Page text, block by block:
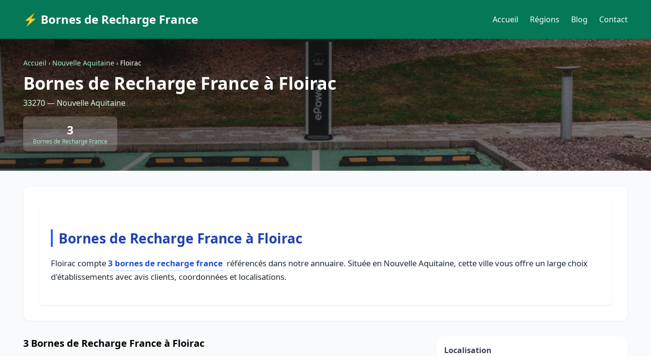
⚡ Bornes de Recharge France Accueil Régions Blog Contact
Accueil › Nouvelle Aquitaine › Floirac
Bornes de Recharge France à Floirac
33270 — Nouvelle Aquitaine
3
Bornes de Recharge France
Bornes de Recharge France à Floirac
Floirac compte3 bornes de recharge france référencés dans notre annuaire. Située en Nouvelle Aquitaine, cette ville vous offre un large choix
d'établissements avec avis clients, coordonnées et localisations.
3 Bornes de Recharge France à Floirac
Localisation